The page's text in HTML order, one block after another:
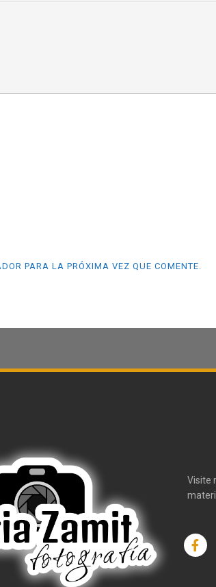
PARA LA PRÓXIMA VEZ QUE COMENTE.
Visite